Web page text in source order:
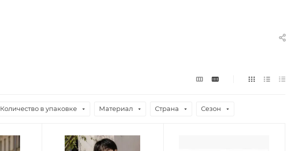
Количество в упаковке Материал Страна Сезон